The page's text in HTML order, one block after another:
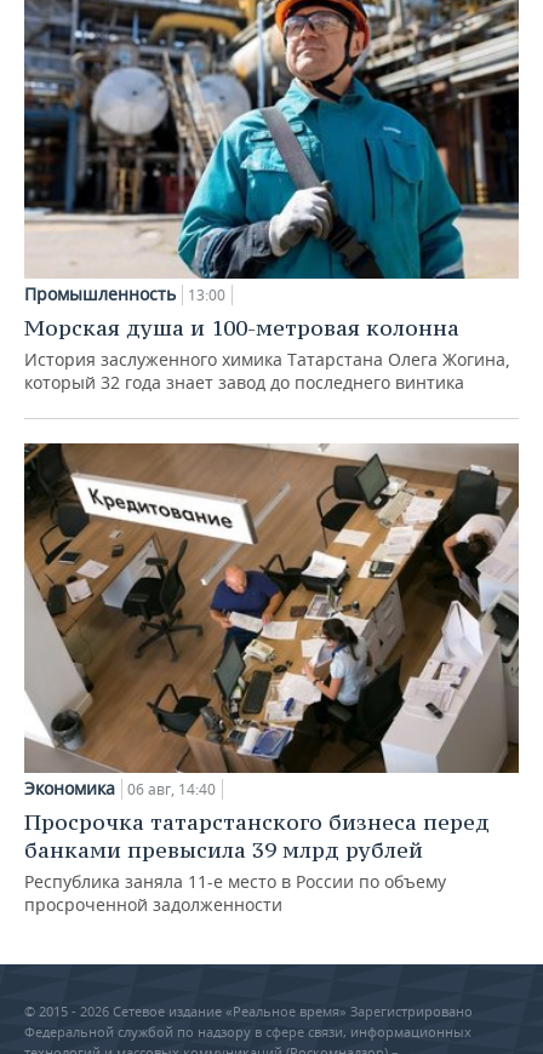
Промышленность 13:00
Морская душа и 100-метровая колонна
История заслуженного химика Татарстана Олега Жогина,
который 32 года знает завод до последнего винтика
Экономика 06 авг, 14:40
Просрочка татарстанского бизнеса перед
банками превысила 39 млрд рублей
Республика заняла 11-е место в России по объему
просроченной задолженности
© 2015 - 2026 Сетевое издание «Реальное время» Зарегистрировано
Федеральной службой по надзору в сфере связи, информационных